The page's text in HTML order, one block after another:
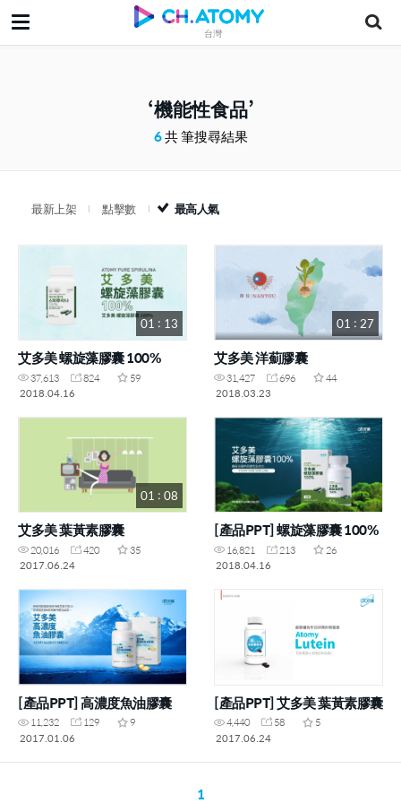
台灣
機能性食品
6共 筆搜尋結果
最新上架 點擊數 最高人氣
01 : 13
艾多美 螺旋藻膠囊 100%
37,613 824
59
2018.04.16
01 : 27
艾多美 洋薊膠囊
31,427 696
44
2018.03.23
01 : 08
艾多美 葉黃素膠囊
20,016 420
35
2017.06.24
[產品PPT] 螺旋藻膠囊 100%
16,821 213
26
2018.04.16
[產品PPT] 高濃度魚油膠囊
11,232 129
9
2017.01.06
[產品PPT] 艾多美 葉黃素膠囊
4,440 58
5
2017.06.24
1